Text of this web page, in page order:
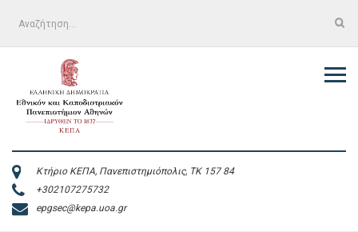
Αναζήτηση
Κτήριο ΚΕΠΑ, Πανεπιστημιόπολις, ΤΚ 157 84
+302107275732
epgsec@kepa.uoa.gr